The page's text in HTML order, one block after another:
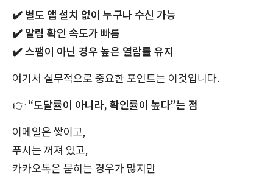
✔️ 별도 앱 설치 없이 누구나 수신 가능
✔️ 알림 확인 속도가 빠름
✔️스팸이 아닌 경우 높은 열람률 유지
여기서 실무적으로 중요한 포인트는 이것입니다.
👉 “도달률이 아니라, 확인률이 높다”는 점
이메일은 쌓이고,
푸시는 꺼져 있고,
카카오톡은 묻히는 경우가 많지만